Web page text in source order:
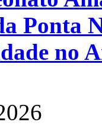
Ponta
no